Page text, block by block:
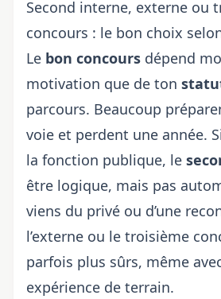
Second interne, externe ou
concours : le bon choix
Le bon concours dépend
motivation que de ton
parcours. Beaucoup
voie et perdent une année.
la fonction publique, le
être logique, mais pas
viens du privé ou d’une
l’externe ou le troisième
parfois plus sûrs, même
expérience de terrain.